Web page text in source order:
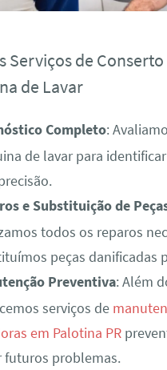
Serviços de Conserto
de Lavar
Completo:
de lavar para
e Substituição de
todos os reparos
peças danificadas
Preventiva: Além
serviços de
em Palotina PR
futuros problemas.